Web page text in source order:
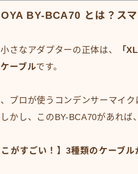
BY-BCA70 とは？ス
さなアダプターの正体は、
「
ーブルです。
プロが使うコンデンサーマイ
かし、このBY-BCA70があれば
こがすごい！】3種類のケーブル